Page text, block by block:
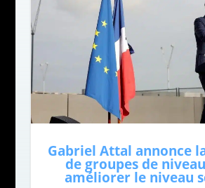
Gabriel Attal annonce
de groupes de
améliorer le niveau